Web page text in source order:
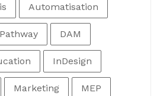
Automatisation
Pathway DAM
InDesign
Marketing MEP